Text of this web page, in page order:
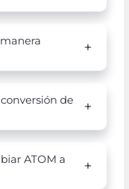
de
ATOM a